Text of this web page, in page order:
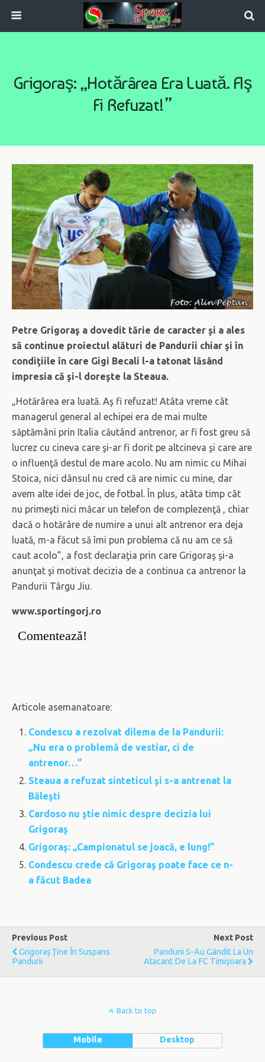
Grigoraş: „Hotărârea Era Luată. Aş
Fi Refuzat!”
Petre Grigoraş a dovedit tărie de caracter şi a ales
să continue proiectul alături de Pandurii chiar şi în
condiţiile în care Gigi Becali l-a tatonat lăsând
impresia că şi-l doreşte la Steaua.
„Hotărârea era luată. Aş fi refuzat! Atâta vreme cât
managerul general al echipei era de mai multe
săptămâni prin Italia căutând antrenor, ar fi fost greu să
lucrez cu cineva care şi-ar fi dorit pe altcineva şi care are
o influenţă destul de mare acolo. Nu am nimic cu Mihai
Stoica, nici dânsul nu cred că are nimic cu mine, dar
avem alte idei de joc, de fotbal. În plus, atâta timp cât
nu primeşti nici măcar un telefon de complezenţă , chiar
dacă o hotărâre de numire a unui alt antrenor era deja
luată, m-a făcut să îmi pun problema că nu am ce să
caut acolo”, a fost declaraţia prin care Grigoraş şi-a
anunţat şi motivat decizia de a continua ca antrenor la
Pandurii Târgu Jiu.
www.sportingorj.ro
Comentează!
Articole asemanatoare:
Condescu a rezolvat dilema de la Pandurii:
„Nu era o problemă de vestiar, ci de
antrenor…”
Steaua a refuzat sinteticul şi s-a antrenat la
Băleşti
Cardoso nu ştie nimic despre decizia lui
Grigoraş
Grigoraş: „Campionatul se joacă, e lung!”
Condescu crede că Grigoraş poate face ce n-
a făcut Badea
Previous Post
Grigoraş Ţine În Suspans
Pandurii
Next Post
Pandurii S-Au Gândit La Un
Atacant De La FC Timişoara
Back to top
Mobile Desktop